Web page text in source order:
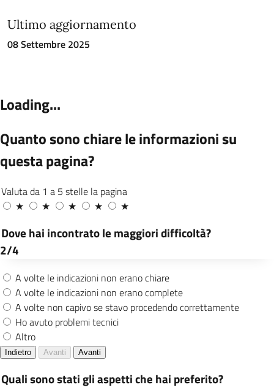
Ultimo aggiornamento
08 Settembre 2025